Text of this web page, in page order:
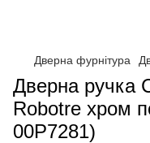
Дверна фурнітура
Дверна ручка
Robotre хром
00P7281)